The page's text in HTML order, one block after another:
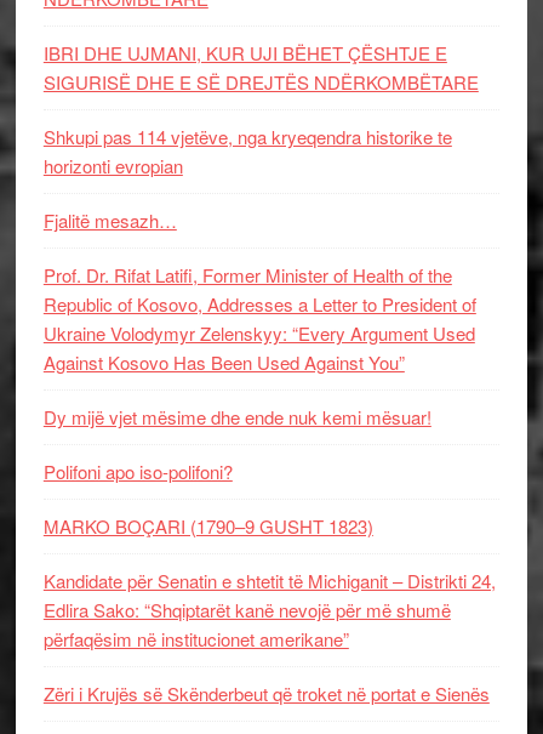
IBRI DHE UJMANI, KUR UJI BËHET ÇËSHTJE E
SIGURISË DHE E SË DREJTËS NDËRKOMBËTARE
Shkupi pas 114 vjetëve, nga kryeqendra historike te
horizonti evropian
Fjalitë mesazh…
Prof. Dr. Rifat Latifi, Former Minister of Health of the
Republic of Kosovo, Addresses a Letter to President of
Ukraine Volodymyr Zelenskyy: “Every Argument Used
Against Kosovo Has Been Used Against You”
Dy mijë vjet mësime dhe ende nuk kemi mësuar!
Polifoni apo iso-polifoni?
MARKO BOÇARI (1790–9 GUSHT 1823)
Kandidate për Senatin e shtetit të Michiganit – Distrikti 24,
Edlira Sako: “Shqiptarët kanë nevojë për më shumë
përfaqësim në institucionet amerikane”
Zëri i Krujës së Skënderbeut që troket në portat e Sienës